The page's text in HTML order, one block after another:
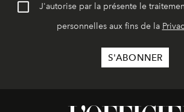
J'autorise par la présente le
personnelles aux fins de la